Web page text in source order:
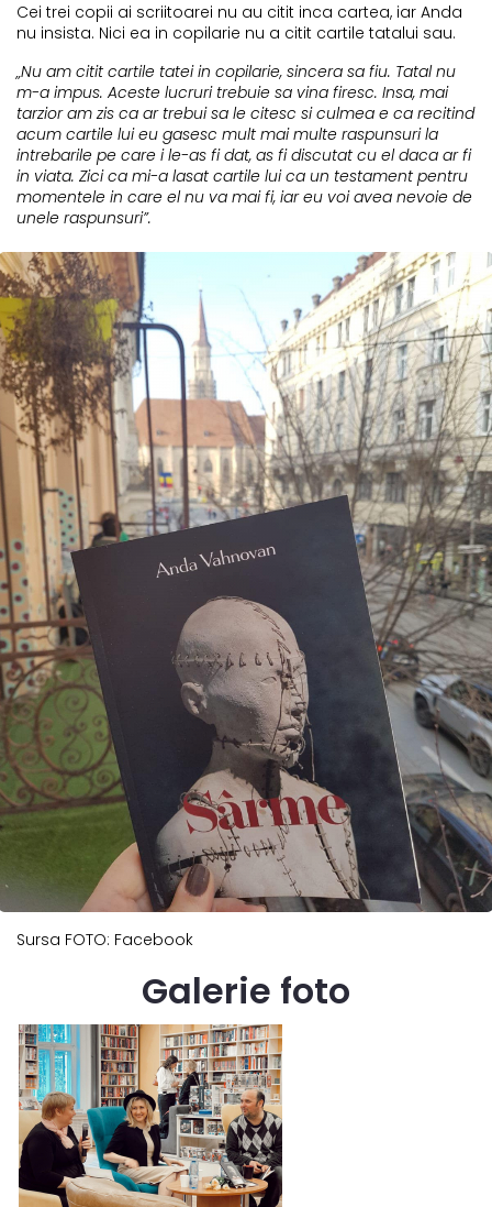
Cei trei copii ai scriitoarei nu au citit inca cartea, iar Anda
nu insista. Nici ea in copilarie nu a citit cartile tatalui sau.
„Nu am citit cartile tatei in copilarie, sincera sa fiu. Tatal nu
m-a impus. Aceste lucruri trebuie sa vina firesc. Insa, mai
tarzior am zis ca ar trebui sa le citesc si culmea e ca recitind
acum cartile lui eu gasesc mult mai multe raspunsuri la
intrebarile pe care i le-as fi dat, as fi discutat cu el daca ar fi
in viata. Zici ca mi-a lasat cartile lui ca un testament pentru
momentele in care el nu va mai fi, iar eu voi avea nevoie de
unele raspunsuri”.
Sursa FOTO: Facebook
Galerie foto